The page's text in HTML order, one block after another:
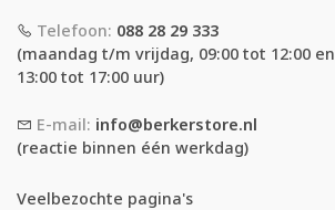
Telefoon: 088 28 29 333
(maandag t/m vrijdag, 09:00 tot 12:00 en
13:00 tot 17:00 uur)
E-mail: info@berkerstore.nl
(reactie binnen één werkdag)
Veelbezochte pagina's